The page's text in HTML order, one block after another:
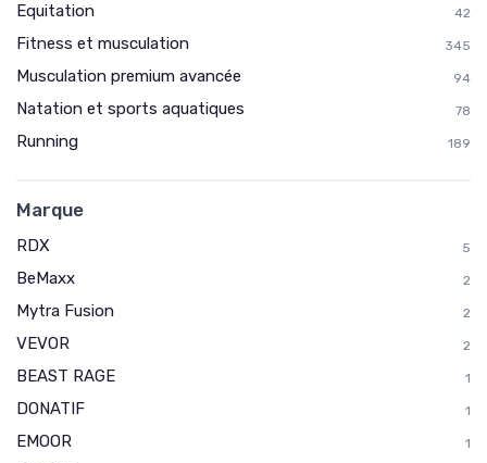
Equitation 42
Fitness et musculation 345
Musculation premium avancée 94
Natation et sports aquatiques 78
Running 189
Marque
RDX 5
BeMaxx 2
Mytra Fusion 2
VEVOR 2
BEAST RAGE 1
DONATIF 1
EMOOR 1
* En rejoignant le club, j'accepte de recevoir les emails
de Sports Insiders et les offres de ses partenaires.